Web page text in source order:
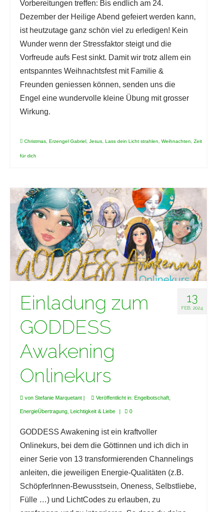
Vorbereitungen treffen: Bis endlich am 24.
Dezember der Heilige Abend gefeiert werden kann,
ist heutzutage ganz schön viel zu erledigen! Kein
Wunder wenn der Stressfaktor steigt und die
Vorfreude aufs Fest sinkt. Damit wir trotz allem ein
entspanntes Weihnachtsfest mit Familie &
Freunden geniessen können, senden uns die
Engel eine wundervolle kleine Übung mit grosser
Wirkung.
Christmas Erzengel Gabriel Jesus Lass dein Licht strahlen Weihnachten Zeit
für dich
13
FEB. 2024
Einladung zum
GODDESS
Awakening
Onlinekurs
von Stefanie Marquetant Veröffentlicht in: Engelbotschaft
EnergieÜbertragung Leichtigkeit & Liebe 0
GODDESS Awakening ist ein kraftvoller
Onlinekurs, bei dem die Göttinnen und ich dich in
einer Serie von 13 transformierenden Channelings
anleiten, die jeweiligen Energie-Qualitäten (z.B.
SchöpferInnen-Bewusstsein, Oneness, Selbstliebe,
Fülle …) und LichtCodes zu erlauben, zu